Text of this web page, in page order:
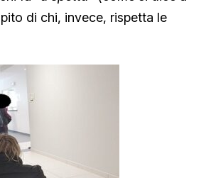
di chi, invece, rispetta le